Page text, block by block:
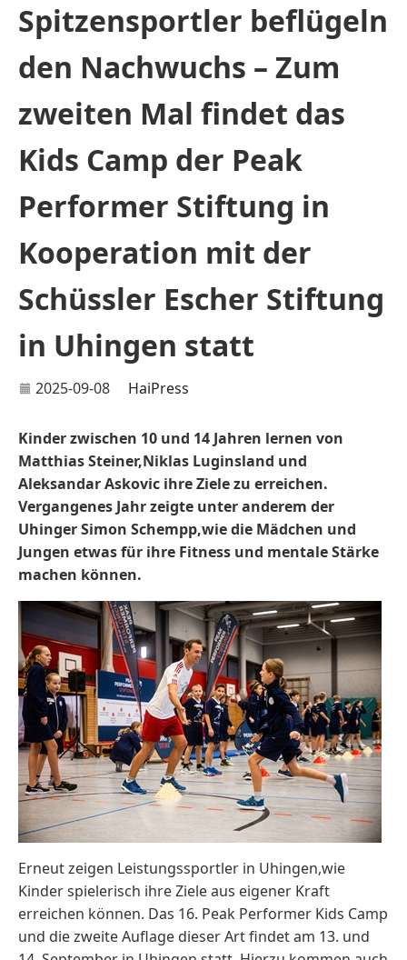
Spitzensportler beflügeln
den Nachwuchs – Zum
zweiten Mal findet das
Kids Camp der Peak
Performer Stiftung in
Kooperation mit der
Schüssler Escher Stiftung
in Uhingen statt
2025-09-08 HaiPress
Kinder zwischen 10 und 14 Jahren lernen von
Matthias Steiner,Niklas Luginsland und
Aleksandar Askovic ihre Ziele zu erreichen.
Vergangenes Jahr zeigte unter anderem der
Uhinger Simon Schempp,wie die Mädchen und
Jungen etwas für ihre Fitness und mentale Stärke
machen können.
Erneut zeigen Leistungssportler in Uhingen,wie
Kinder spielerisch ihre Ziele aus eigener Kraft
erreichen können. Das 16. Peak Performer Kids Camp
und die zweite Auflage dieser Art findet am 13. und